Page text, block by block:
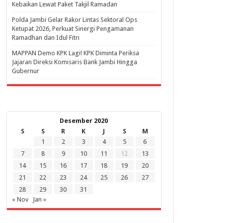
Kebaikan Lewat Paket Takjil Ramadan
Polda Jambi Gelar Rakor Lintas Sektoral Ops
Ketupat 2026, Perkuat Sinergi Pengamanan
Ramadhan dan Idul Fitri
‎MAPPAN Demo KPK Lagi! KPK Diminta Periksa
Jajaran Direksi Komisaris Bank Jambi Hingga
Gubernur ‎
Desember 2020
S
S R K J S
M
1
2 3 4 5
6
7
8 9 10 11 12
13
14
15 16 17 18 19
20
21
22 23 24 25 26
27
28
29 30
31
« Nov
Jan »